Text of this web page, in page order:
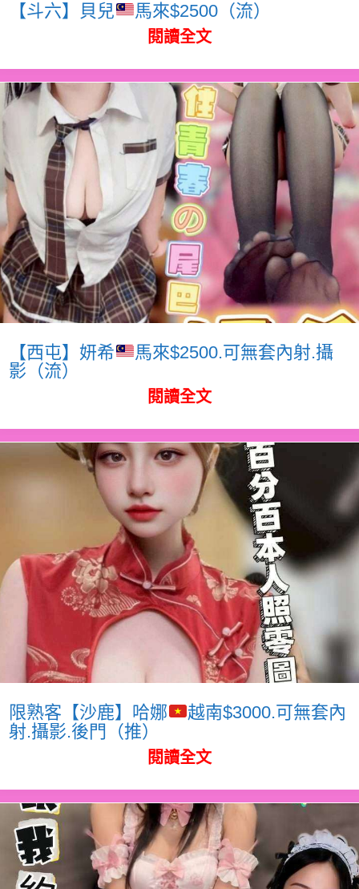
【斗六】貝兒 馬來$2500（流）
閱讀全文
【西屯】妍希
馬來$2500.可無套內射.攝
影（流）
閱讀全文
限熟客【沙鹿】哈娜
越南$3000.可無套內
射.攝影.後門（推）
閱讀全文